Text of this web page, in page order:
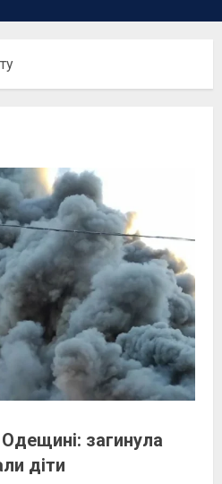
загинула
діти